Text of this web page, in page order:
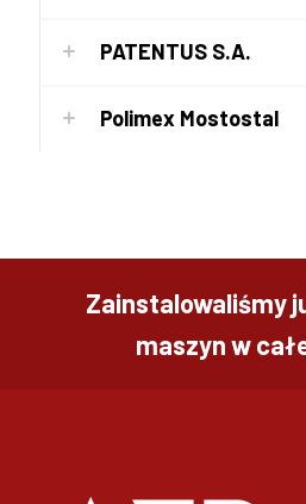
PATENTUS S.A.
Polimex Mostostal
Zainstalowaliśmy
maszyn w